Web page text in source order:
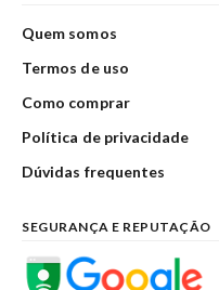
Quem somos
Termos de uso
Como comprar
Política de privacidade
Dúvidas frequentes
SEGURANÇA E REPUTAÇÃO